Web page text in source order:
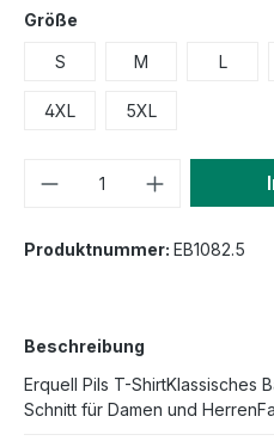
Größe
S M L
4XL 5XL
Produktnummer: EB1082.5
Beschreibung
Erquell Pils T-ShirtKlassisches
Schnitt für Damen und